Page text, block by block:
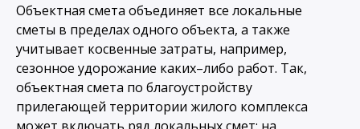
Объектная смета объединяет все локальные
сметы в пределах одного объекта, а также
учитывает косвенные затраты, например,
сезонное удорожание каких–либо работ. Так,
объектная смета по благоустройству
прилегающей территории жилого комплекса